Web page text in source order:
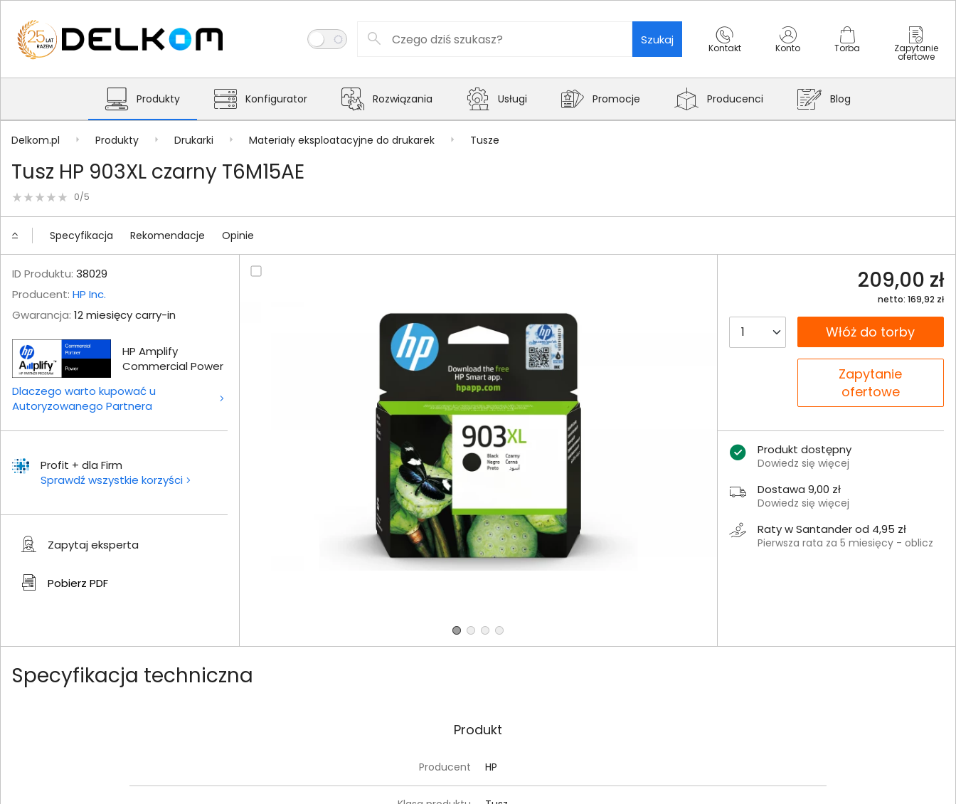
Szukaj
Kontakt Konto Torba Zapytanie
ofertowe
Produkty Konfigurator Rozwiązania Usługi Promocje Producenci Blog
Delkom.pl Produkty Drukarki Materiały eksploatacyjne do drukarek Tusze
Tusz HP 903XL czarny T6M15AE
0/5
Specyfikacja Rekomendacje Opinie
ID Produktu: 38029
Producent: HP Inc.
Gwarancja: 12 miesięcy carry-in
HP Amplify
Commercial Power
Dlaczego warto kupować u
Autoryzowanego Partnera
Profit + dla Firm
Sprawdź wszystkie korzyści
Zapytaj eksperta
Pobierz PDF
209,00 zł
netto: 169,92 zł
__B2C.PRODUCT.QUANTITY
__B2C.PRODUCT.QUANTITY
Włóż do torby
Zapytanie
ofertowe
Produkt dostępny
Dowiedz się więcej
Dostawa 9,00 zł
Dowiedz się więcej
Raty w Santander od 4,95 zł
Pierwsza rata za 5 miesięcy - oblicz
Specyfikacja techniczna
Produkt
Producent HP